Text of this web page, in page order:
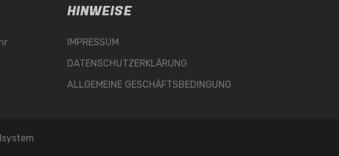
HINWEISE
IMPRESSUM
DATENSCHUTZERKLÄRUNG
ALLGEMEINE GESCHÄFTSBEDINGUNG